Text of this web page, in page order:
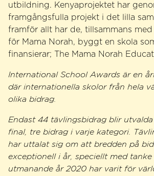
utbildning. Kenyaprojektet har
framgångsfulla projekt i det lilla
framför allt har de, tillsammans
för Mama Norah, byggt en skola
finansierar; The Mama Norah
International School Awards är en
där internationella skolor från hela
olika bidrag.
Endast 44 tävlingsbidrag blir
final, tre bidrag i varje kategori.
har uttalat sig om att bredden på
exceptionell i år, speciellt med
utmanande år 2020 har varit för